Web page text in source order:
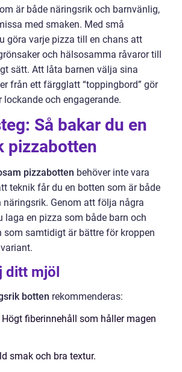
är både näringsrik och barnvänlig,
med smaken. Med små
göra varje pizza till en chans att
och hälsosamma råvaror till
sätt. Att låta barnen välja sina
från ett färgglatt “toppingbord” gör
lockande och engagerande.
Så bakar du en
pizzabotten
pizzabotten behöver inte vara
teknik får du en botten som är både
Genom att följa några
laga en pizza som både barn och
som samtidigt är bättre för kroppen
ditt mjöl
botten rekommenderas:
Högt fiberinnehåll som håller magen
smak och bra textur.